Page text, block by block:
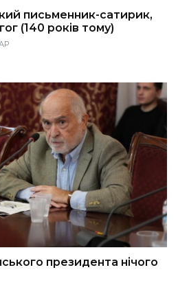
письменник-сатирик,
(140 років тому)
президента нічого